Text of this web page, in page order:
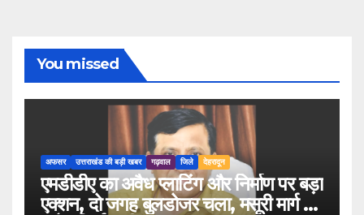
You missed
अफसर उत्तराखंड की बड़ी खबर गढ़वाल जिले देहरादून
एमडीडीए का अवैध प्लाटिंग और निर्माण पर बड़ा
एक्शन, दो जगह बुलडोजर चला, मसूरी मार्ग पर